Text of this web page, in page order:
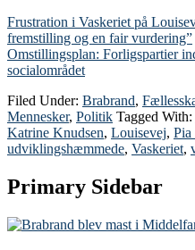
Frustration i Vaskeriet på
fremstilling og en fair vurdering”
Omstillingsplan: Forligspartier
socialområdet
Filed Under: Brabrand,
Mennesker, Politik Tagged With:
Katrine Knudsen, Louisevej, Pia
udviklingshæmmede, Vaskeriet,
Primary Sidebar